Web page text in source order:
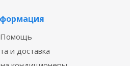
Помощь
и доставка